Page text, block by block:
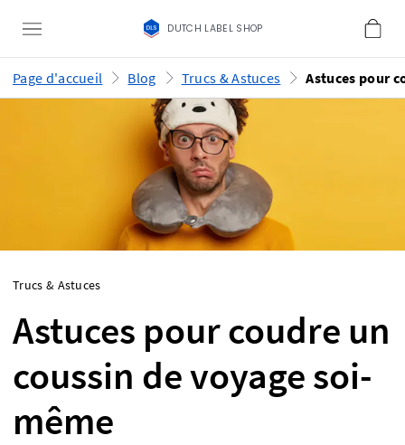
DUTCH LABEL SHOP
Page d'accueil Blog Trucs & Astuces
Trucs & Astuces
Astuces pour coudre un
coussin de voyage soi-
même